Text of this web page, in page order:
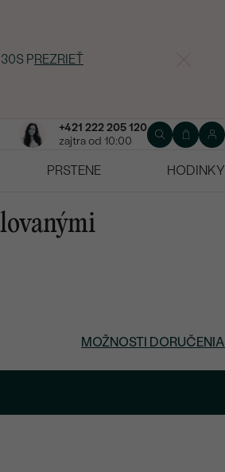
PREZRIEŤ
+421 222 205 120
zajtra od 10:00
PRSTENE
HODINKY
MOŽNOSTI DORUČENIA